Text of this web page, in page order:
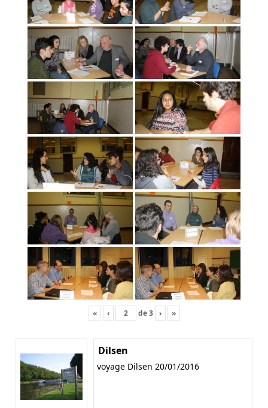
« ‹ de3 › »
Dilsen
voyage Dilsen 20/01/2016